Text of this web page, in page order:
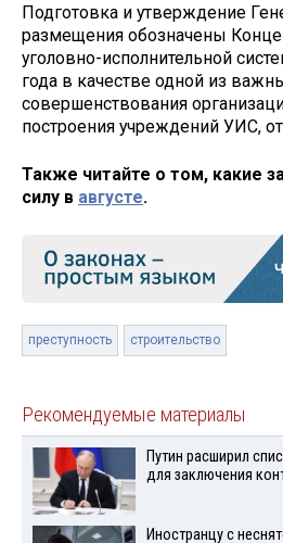
Подготовка и утверждение
размещения обозначены
уголовно-исполнительной
года в качестве одной из
совершенствования
построения учреждений УИС,
Также читайте о том, какие
силу в августе.
преступность строительство
Рекомендуемые материалы
Путин расширил
для заключения
Иностранцу с